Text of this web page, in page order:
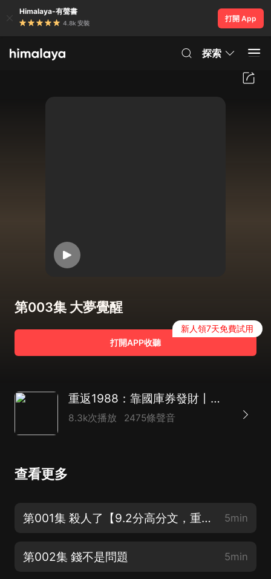
Himalaya-有聲書
4.8k 安裝
打開 App
探索
第003集 大夢覺醒
打開APP收聽
新人領7天免費試用
重返1988：靠國庫券發財丨重生賺錢 | 繁花 | 輕鬆真實帶爽點 |多人有聲劇
8.3k次播放 2475條聲音
查看更多
第001集 殺人了【9.2分高分文，重生賺錢仕途兩不誤】 5min
第002集 錢不是問題 5min